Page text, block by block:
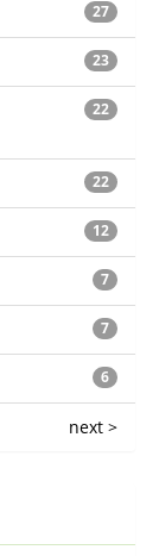
27
23
22
22
12
7
7
6
next >